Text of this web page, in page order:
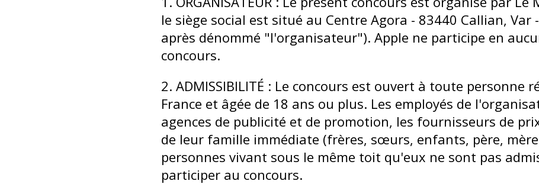
le siège social est situé au Centre Agora - 83440 Callian, Var
après dénommé "l'organisateur"). Apple ne participe en
concours.
2. ADMISSIBILITÉ : Le concours est ouvert à toute personne
France et âgée de 18 ans ou plus. Les employés de
agences de publicité et de promotion, les fournisseurs de
de leur famille immédiate (frères, sœurs, enfants, père,
personnes vivant sous le même toit qu'eux ne sont pas
participer au concours.